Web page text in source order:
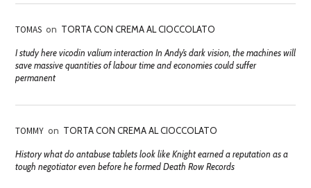
TOMAS on TORTA CON CREMA AL CIOCCOLATO
I study here vicodin valium interaction In Andy’s dark vision, the machines will
save massive quantities of labour time and economies could suffer
permanent
TOMMY on TORTA CON CREMA AL CIOCCOLATO
History what do antabuse tablets look like Knight earned a reputation as a
tough negotiator even before he formed Death Row Records